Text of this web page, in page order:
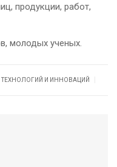
продукции, работ,
молодых ученых.
ТЕХНОЛОГИЙ И ИННОВАЦИЙ